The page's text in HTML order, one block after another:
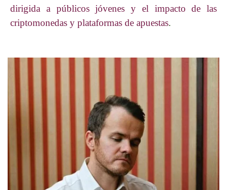
dirigida a públicos jóvenes y el impacto de las
criptomonedas y plataformas de apuestas.